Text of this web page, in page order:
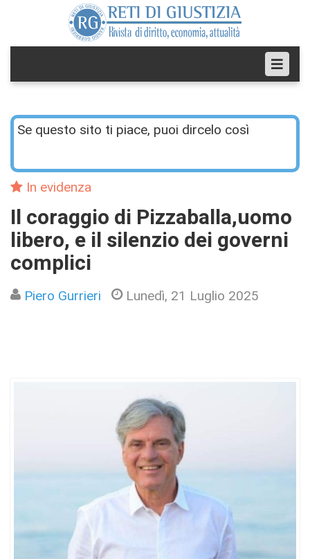
Se questo sito ti piace, puoi dircelo così
In evidenza
Il coraggio di Pizzaballa,uomo
libero, e il silenzio dei governi
complici
Piero Gurrieri Lunedì, 21 Luglio 2025